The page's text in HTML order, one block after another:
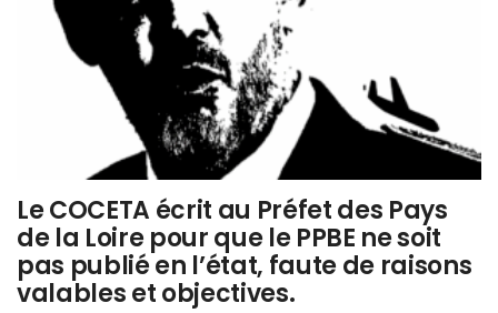
Le COCETA écrit au Préfet des Pays
de la Loire pour que le PPBE ne soit
pas publié en l’état, faute de raisons
valables et objectives.